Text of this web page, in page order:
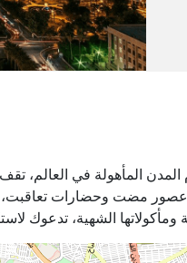
المأهولة في العالم،
مضت وحضارات تعاقبت،
ومأكولاتها الشهية، تدعوك